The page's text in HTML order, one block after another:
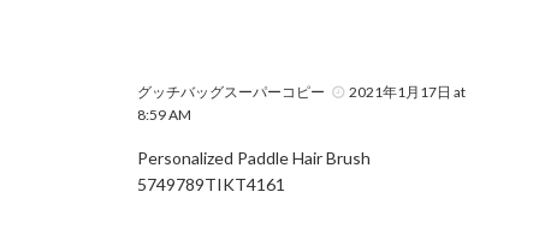
グッチバッグスーパーコピー
2021年1月17日 at
8:59 AM
Personalized Paddle Hair Brush
5749789TIKT4161